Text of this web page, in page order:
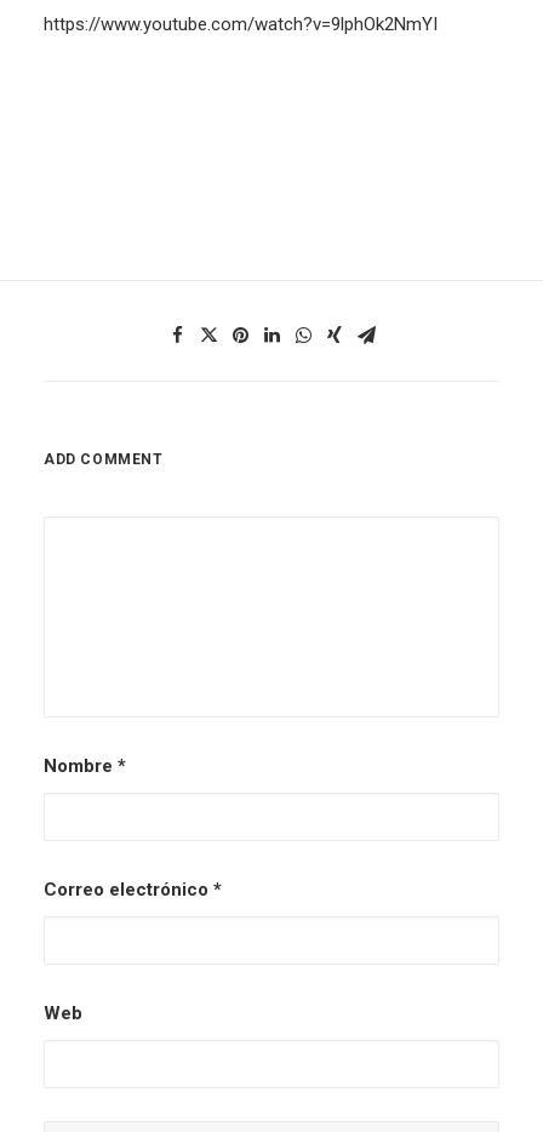
https://www.youtube.com/watch?v=9lphOk2NmYI
ADD COMMENT
Nombre *
Correo electrónico *
Web